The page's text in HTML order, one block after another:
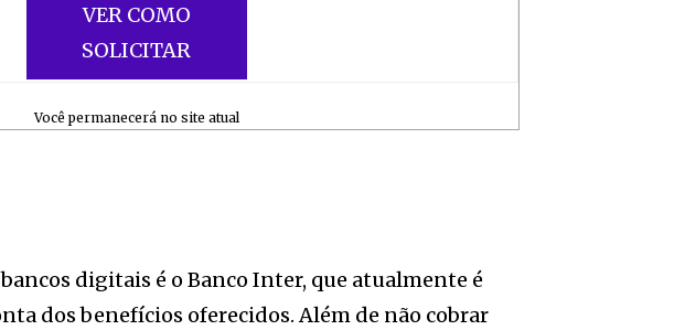
be part
address on our website or click
worry, we respect your privacy and
f_network_font_family=”tt-primary-font_global” f_counters_font_family=”tt-primary-font_global”
VER COMO
SOLICITAR
Você permanecerá no site atual
digitais é o Banco Inter, que atualmente é
dos benefícios oferecidos. Além de não cobrar